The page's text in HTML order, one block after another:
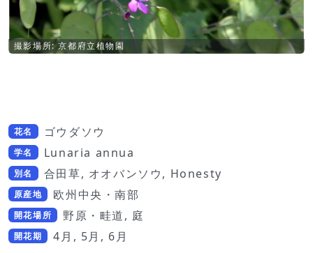
撮影場所: 京都府立植物園
花名 ゴウダソウ
学名 Lunaria annua
別名 合田草, オオバンソウ, Honesty
原産地 欧州中央・南部
開花場所 野原・畦道, 庭
開花期 4月, 5月, 6月